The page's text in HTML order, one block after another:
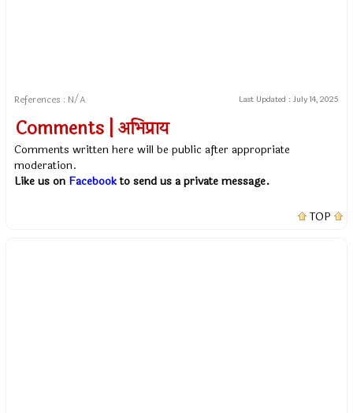
References : N/A Last Updated : July 14, 2025
Comments | अभिप्राय
Comments written here will be public after appropriate
moderation.
Like us on Facebookto send us a private message.
TOP